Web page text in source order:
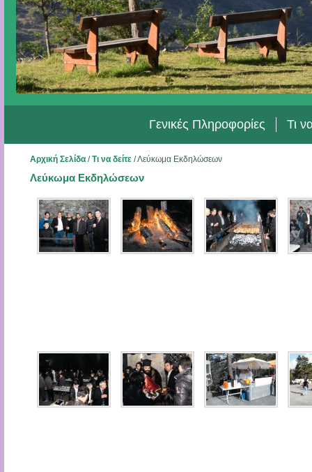
Γενικές Πληροφορίες Τι
Αρχική Σελίδα/Τι να δείτε/Λεύκωμα Εκδηλώσεων
Λεύκωμα Εκδηλώσεων